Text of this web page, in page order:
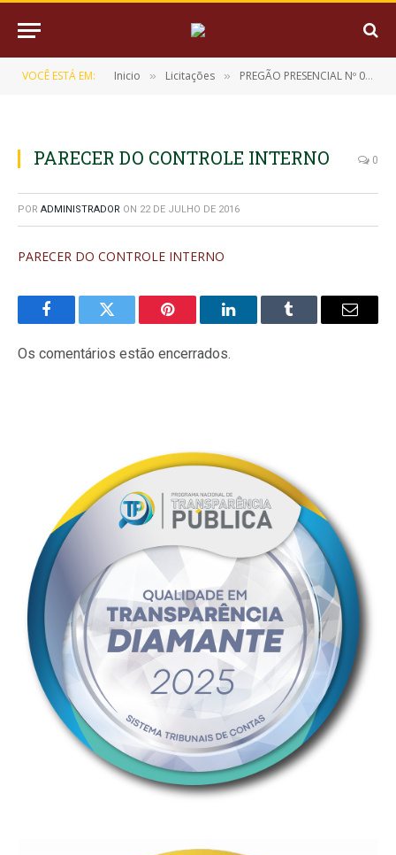
VOCÊ ESTÁ EM: Inicio » Licitações » PREGÃO PRESENCIAL Nº 007/2015-CPL/PMM
PARECER DO CONTROLE INTERNO 0
POR ADMINISTRADOR ON 22 DE JULHO DE 2016
PARECER DO CONTROLE INTERNO
FacebookTwitter Pinterest LinkedInTumblr
E-
Os comentários estão encerrados.